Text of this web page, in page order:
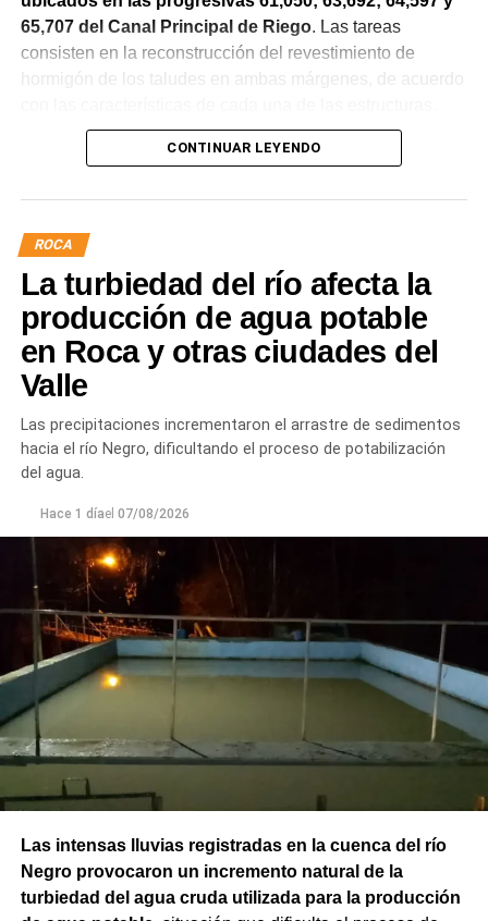
65,707 del Canal Principal de Riego. Las tareas
consisten en la reconstrucción del revestimiento de
hormigón de los taludes en ambas márgenes, de acuerdo
La obra incluye la demolición de losas deterioradas, la
requieren, la ejecución de un nuevo revestimiento de
hormigón reforzado con malla de acero y el sellado de
juntas para mejorar la durabilidad de la infraestructura.
Desde el DPA destacaron que esta intervención forma
parte del plan de mantenimiento y renovación de la
infraestructura hídrica provincial, con el propósito de
optimizar la conducción del agua, preservar el Canal
seguro para los productores del Alto Valle.
CONTINUAR LEYENDO
ROCA
La turbiedad del río afecta la
producción de agua potable
en Roca y otras ciudades del
Valle
Las precipitaciones incrementaron el arrastre de sedimentos
hacia el río Negro, dificultando el proceso de potabilización
del agua.
Hace 1 díael 07/08/2026
Las intensas lluvias registradas en la cuenca del río
Negro provocaron un incremento natural de la
turbiedad del agua cruda utilizada para la producción